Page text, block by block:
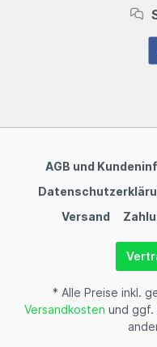
AGB und
Versand
* Alle Preise inkl.
Versandkosten und ggf.